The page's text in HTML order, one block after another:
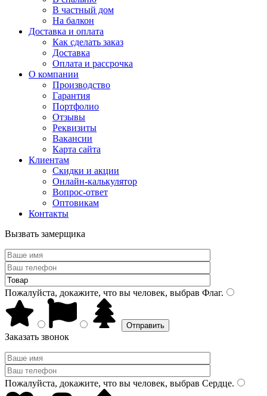
В частный дом
На балкон
Доставка и оплата
Как сделать заказ
Доставка
Оплата и рассрочка
О компании
Производство
Гарантия
Портфолио
Отзывы
Реквизиты
Вакансии
Карта сайта
Клиентам
Скидки и акции
Онлайн-калькулятор
Вопрос-ответ
Оптовикам
Контакты
Вызвать замерщика
Пожалуйста, докажите, что вы человек, выбрав Флаг.
Заказать звонок
Пожалуйста, докажите, что вы человек, выбрав Сердце.